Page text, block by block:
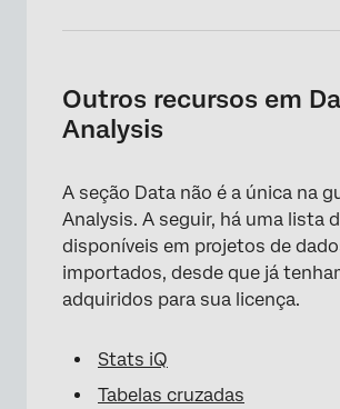
Outros recursos em
Analysis
A seção Data não é a única na
Analysis. A seguir, há uma lista
disponíveis em projetos de
importados, desde que já
adquiridos para sua licença.
Stats iQ
Tabelas cruzadas